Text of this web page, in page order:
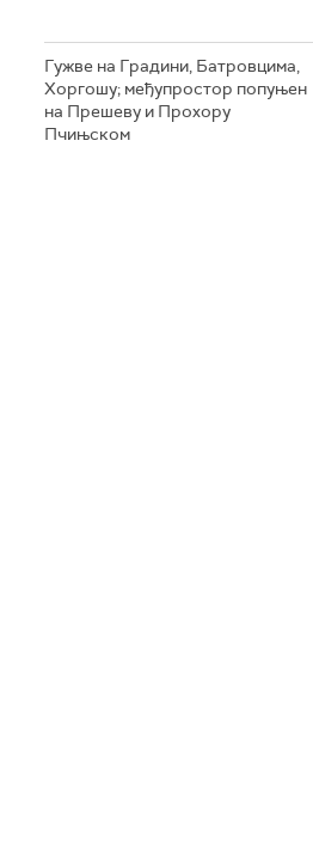
Гужве на Градини, Батровцима,
Хоргошу; међупростор попуњен
на Прешеву и Прохору
Пчињском